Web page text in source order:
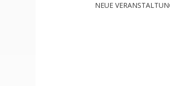
NEUE